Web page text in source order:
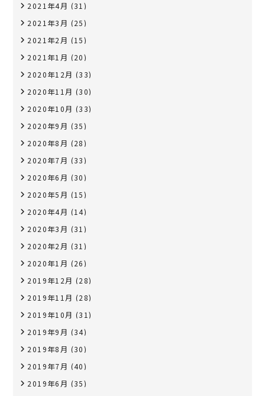
2021年4月 (31)
2021年3月 (25)
2021年2月 (15)
2021年1月 (20)
2020年12月 (33)
2020年11月 (30)
2020年10月 (33)
2020年9月 (35)
2020年8月 (28)
2020年7月 (33)
2020年6月 (30)
2020年5月 (15)
2020年4月 (14)
2020年3月 (31)
2020年2月 (31)
2020年1月 (26)
2019年12月 (28)
2019年11月 (28)
2019年10月 (31)
2019年9月 (34)
2019年8月 (30)
2019年7月 (40)
2019年6月 (35)